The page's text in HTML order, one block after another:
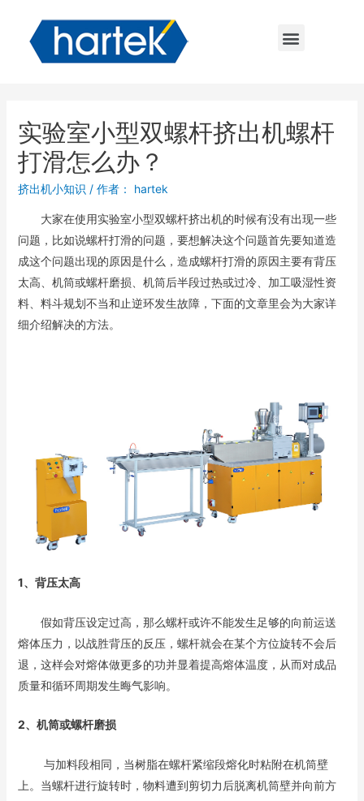
实验室小型双螺杆挤出机螺杆
打滑怎么办？
挤出机小知识 / 作者： hartek
大家在使用实验室小型双螺杆挤出机的时候有没有出现一些
问题，比如说螺杆打滑的问题，要想解决这个问题首先要知道造
成这个问题出现的原因是什么，造成螺杆打滑的原因主要有背压
太高、机筒或螺杆磨损、机筒后半段过热或过冷、加工吸湿性资
料、料斗规划不当和止逆环发生故障，下面的文章里会为大家详
细介绍解决的方法。
1、背压太高
假如背压设定过高，那么螺杆或许不能发生足够的向前运送
熔体压力，以战胜背压的反压，螺杆就会在某个方位旋转不会后
退，这样会对熔体做更多的功并显着提高熔体温度，从而对成品
质量和循环周期发生晦气影响。
2、机筒或螺杆磨损
与加料段相同，当树脂在螺杆紧缩段熔化时粘附在机筒壁
上。当螺杆进行旋转时，物料遭到剪切力后脱离机筒壁并向前方